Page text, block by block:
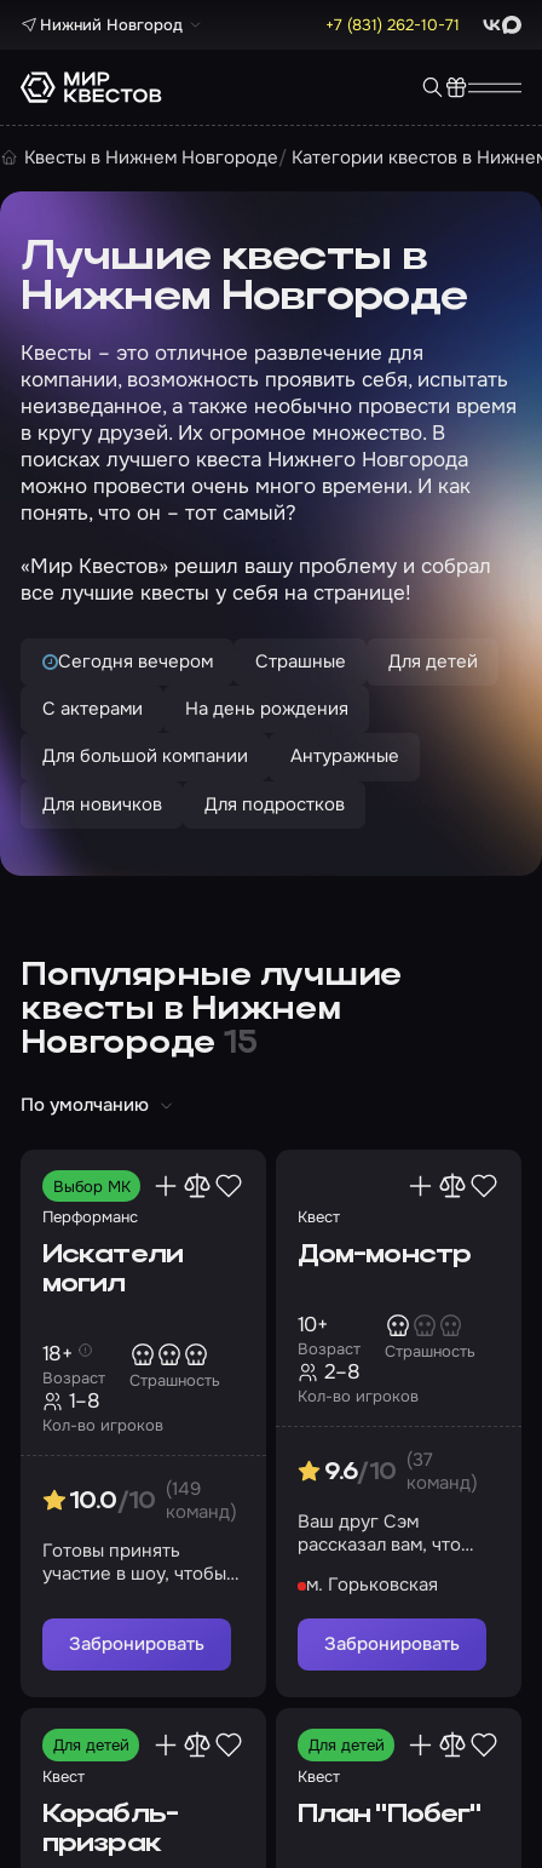
Нижний Новгород +7 (831) 262-10-71 Max
Квесты в Нижнем Новгороде Категории квестов в
Лучшие квесты в
Нижнем Новгороде
Квесты – это отличное развлечение для
компании, возможность проявить себя, испытать
неизведанное, а также необычно провести время
в кругу друзей. Их огромное множество. В
поисках лучшего квеста Нижнего Новгорода
можно провести очень много времени. И как
понять, что он – тот самый?
«Мир Квестов» решил вашу проблему и собрал
все лучшие квесты у себя на странице!
Сегодня вечером Страшные
Для детей
С актерами
На день рождения
Для большой компании
Антуражные
Для новичков
Для подростков
Популярные лучшие
квесты в Нижнем
Новгороде 15
По умолчанию
Выбор МК
Перформанс
Искатели
могил
Возраст
18+
Страшность
Кол-во игроков
1–8
10.0/10
(149
команд)
Готовы принять
участие в шоу, чтобы
психиатрической
лечебницы
«Коллингвуд»?
Забронировать
Квест
Дом-монстр
Возраст
10+
Страшность
Кол-во игроков
2–8
9.6/10
(37
команд)
Ваш друг Сэм
рассказал вам, что
настоящее чудовище
м. Горьковская
Забронировать
Для детей
Квест
Корабль-
призрак
Для детей
Квест
План "Побег"